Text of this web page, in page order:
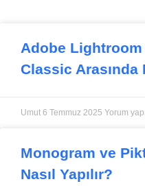
Adobe
Classic Arasında
Umut 6 Temmuz 2025 Yorum
Monogram ve
Nasıl Yapılır?